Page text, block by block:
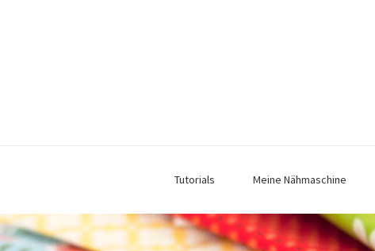
Tutorials Meine Nähmaschine